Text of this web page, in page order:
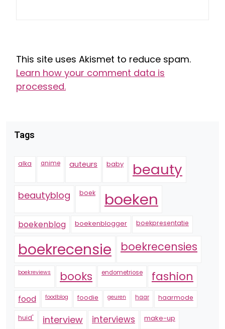
This site uses Akismet to reduce spam.
Learn how your comment data is
processed.
Tags
alka anime auteurs baby beauty
beautyblog boek boeken
boekenblog boekenblogger boekpresentatie
boekrecensie boekrecensies
boekreviews books endometriose fashion
food foodblog foodie geuren haar haarmode
huid' interview interviews make-up